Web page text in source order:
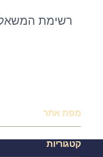
רשימת
מפת אתר
עמוד הבית
תקנון אתר
קטגוריות